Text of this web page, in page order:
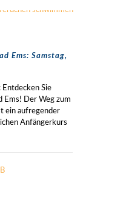
Ems: Samstag,
Entdecken Sie
Ems! Der Weg zum
ein aufregender
Anfängerkurs